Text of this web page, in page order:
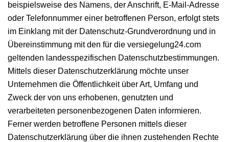
beispielsweise des Namens, der Anschrift, E-Mail-Adresse
oder Telefonnummer einer betroffenen Person, erfolgt stets
im Einklang mit der Datenschutz-Grundverordnung und in
Übereinstimmung mit den für die versiegelung24.com
geltenden landesspezifischen Datenschutzbestimmungen.
Mittels dieser Datenschutzerklärung möchte unser
Unternehmen die Öffentlichkeit über Art, Umfang und
Zweck der von uns erhobenen, genutzten und
verarbeiteten personenbezogenen Daten informieren.
Ferner werden betroffene Personen mittels dieser
Datenschutzerklärung über die ihnen zustehenden Rechte